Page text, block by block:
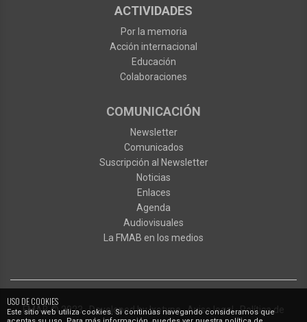
USO DE COOKIES
Este sitio web utiliza cookies. Si continúas navegando consideramos que
ACTIVIDADES
Por la memoria
Acción internacional
Educación
Colaboraciones
COMUNICACIÓN
Newsletter
Comunicados
Suscripción al Newsletter
Noticias
Enlaces
Agenda
Audiovisuales
La FMAB en los medios
FMAB© 2023·Developed byIxotype·Aviso legal·Política de